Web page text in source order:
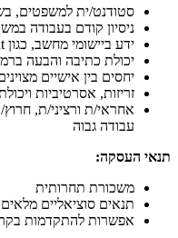
סטודנט/ית למשפטים,
ניסיון קודם בעבודה
ידע ביישומי מחשב, כגון Word, Excel, PowerPoint
יכולת כתיבה והבעה
יחסים בין אישיים
זריזות, אסרטיביות
אחראי/ת ורציני/ת,
עבודה גבוה
תנאי העסקה:
משכורת תחרותית
תנאים סוציאליים מלאים
אפשרות להתקדמות